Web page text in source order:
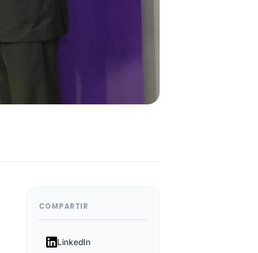
COMPARTIR
LinkedIn